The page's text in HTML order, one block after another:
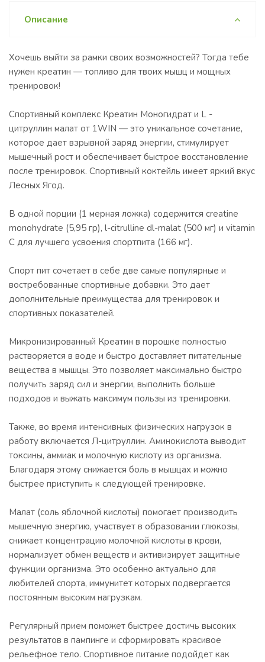
Описание
Хочешь выйти за рамки своих возможностей? Тогда тебе
нужен креатин — топливо для твоих мышц и мощных
тренировок!
Спортивный комплекс Креатин Моногидрат и L -
цитруллин малат от 1WIN — это уникальное сочетание,
которое дает взрывной заряд энергии, стимулирует
мышечный рост и обеспечивает быстрое восстановление
после тренировок. Спортивный коктейль имеет яркий вкус
Лесных Ягод.
В одной порции (1 мерная ложка) содержится creatine
monohydrate (5,95 гр), l-citrulline dl-malat (500 мг) и vitamin
C для лучшего усвоения спортпита (166 мг).
Спорт пит сочетает в себе две самые популярные и
востребованные спортивные добавки. Это дает
дополнительные преимущества для тренировок и
спортивных показателей.
Микронизированный Креатин в порошке полностью
растворяется в воде и быстро доставляет питательные
вещества в мышцы. Это позволяет максимально быстро
получить заряд сил и энергии, выполнить больше
подходов и выжать максимум пользы из тренировки.
Также, во время интенсивных физических нагрузок в
работу включается Л-цитруллин. Аминокислота выводит
токсины, аммиак и молочную кислоту из организма.
Благодаря этому снижается боль в мышцах и можно
быстрее приступить к следующей тренировке.
Малат (соль яблочной кислоты) помогает производить
мышечную энергию, участвует в образовании глюкозы,
снижает концентрацию молочной кислоты в крови,
нормализует обмен веществ и активизирует защитные
функции организма. Это особенно актуально для
любителей спорта, иммунитет которых подвергается
постоянным высоким нагрузкам.
Регулярный прием поможет быстрее достичь высоких
результатов в пампинге и сформировать красивое
рельефное тело. Спортивное питание подойдет как